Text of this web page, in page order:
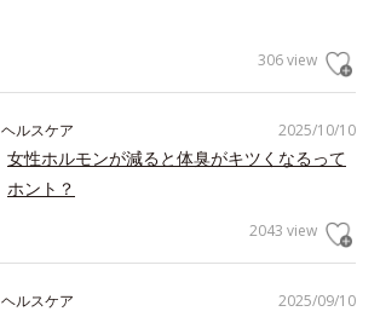
306 view
2025/10/10
ヘルスケア
女性ホルモンが減ると体臭がキツくなるって
ホント？
2043 view
2025/09/10
ヘルスケア